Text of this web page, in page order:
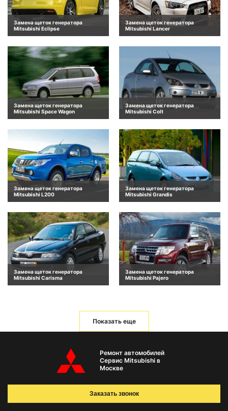
Замена щеток генератора
Mitsubishi Eclipse
Замена щеток генератора
Mitsubishi Lancer
Замена щеток генератора
Mitsubishi Space Wagon
Замена щеток генератора
Mitsubishi Colt
Замена щеток генератора
Mitsubishi L200
Замена щеток генератора
Mitsubishi Grandis
Замена щеток генератора
Mitsubishi Carisma
Замена щеток генератора
Mitsubishi Pajero
Показать еще
Ремонт автомобилей
Сервис Mitsubishi в
Москве
Заказать звонок